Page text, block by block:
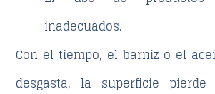
inadecuados.
Con el tiempo, el barniz o el
desgasta, la superficie pierde